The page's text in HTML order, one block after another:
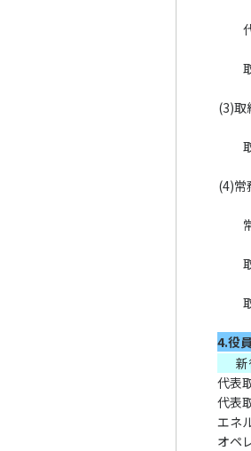
代
取
(3)取
取
(4)常
常
取
取
4.役
代表
代表
エネ
オペ